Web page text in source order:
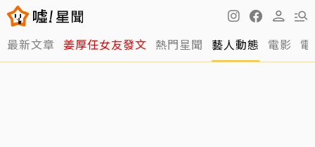
最新文章 姜厚任女友發文 熱門星聞 藝人動態 電影